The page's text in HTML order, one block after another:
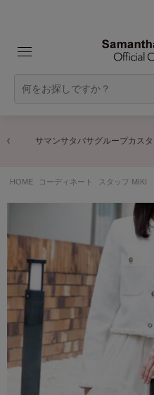
サマンサタバサグループカス
HOME コーディネート スタッフ MIKI